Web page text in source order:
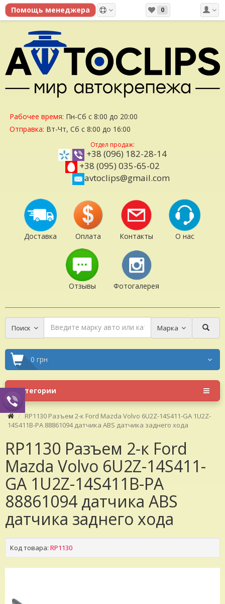
0
Рабочее время: Пн-Сб с 8:00 до 20:00
Отправка: Вт-Чт, Сб с 8:00 до 16:00
Отдел продаж:
+38 (096) 182-28-14
+38 (095) 035-65-02
avtoclips@gmail.com
Доставка Оплата Контакты О нас
Отзывы Фотогалерея
Поиск Марка
0 грн
Категории
RP1130 Разъем 2-к Ford Mazda Volvo 6U2Z-14S411-GA 1U2Z-
14S411B-PA 88861094 датчика ABS датчика заднего хода
RP1130 Разъем 2-к Ford
Mazda Volvo 6U2Z-14S411-
GA 1U2Z-14S411B-PA
88861094 датчика ABS
датчика заднего хода
Код товара: RP1130